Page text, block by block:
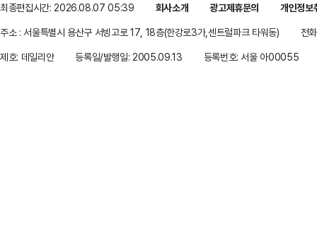
최종편집시간: 2026.08.07 05:39 회사소개 광고제휴문의
개인정보
주소 : 서울특별시 용산구 서빙고로 17, 18층(한강로3가,센트럴파크 타워동)
전
제호: 데일리안
등록일/발행일: 2005.09.13 등록번호: 서울 아00055